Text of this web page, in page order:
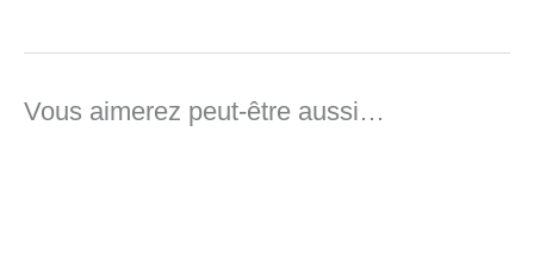
Vous aimerez peut-être aussi…